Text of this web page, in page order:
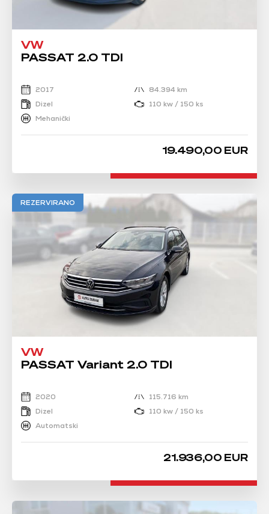
VW
PASSAT 2.0 TDI
2017
84.394 km
Dizel
110 kw / 150 ks
Mehanički
19.490,00 EUR
REZERVIRANO
VW
PASSAT Variant 2.0 TDI
2020
115.716 km
Dizel
110 kw / 150 ks
Automatski
21.936,00 EUR